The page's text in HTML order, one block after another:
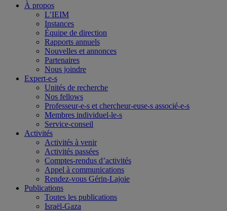
À propos
L’IEIM
Instances
Équipe de direction
Rapports annuels
Nouvelles et annonces
Partenaires
Nous joindre
Expert-e-s
Unités de recherche
Nos fellows
Professeur-e-s et chercheur-euse-s associé-e-s
Membres individuel-le-s
Service-conseil
Activités
Activités à venir
Activités passées
Comptes-rendus d’activités
Appel à communications
Rendez-vous Gérin-Lajoie
Publications
Toutes les publications
Israël-Gaza